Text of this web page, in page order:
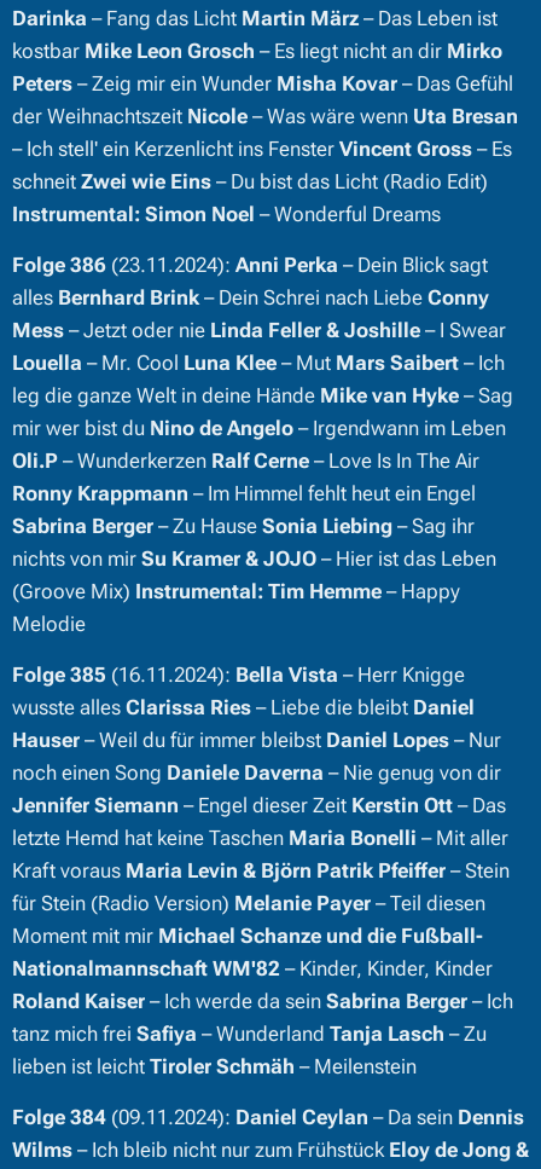
Darinka – Fang das Licht Martin März – Das Leben ist
kostbar Mike Leon Grosch – Es liegt nicht an dir Mirko
Peters – Zeig mir ein Wunder Misha Kovar – Das Gefühl
der Weihnachtszeit Nicole – Was wäre wenn Uta Bresan
– Ich stell' ein Kerzenlicht ins Fenster Vincent Gross – Es
schneit Zwei wie Eins – Du bist das Licht (Radio Edit)
Instrumental: Simon Noel – Wonderful Dreams
Folge 386 (23.11.2024): Anni Perka – Dein Blick sagt
alles Bernhard Brink– Dein Schrei nach Liebe Conny
Mess – Jetzt oder nie Linda Feller & Joshille – I Swear
Louella – Mr. Cool Luna Klee – Mut Mars Saibert – Ich
leg die ganze Welt in deine Hände Mike van Hyke – Sag
mir wer bist du Nino de Angelo – Irgendwann im Leben
Oli.P – Wunderkerzen Ralf Cerne – Love Is In The Air
Ronny Krappmann – Im Himmel fehlt heut ein Engel
Sabrina Berger – Zu Hause Sonia Liebing – Sag ihr
nichts von mir Su Kramer & JOJO – Hier ist das Leben
(Groove Mix) Instrumental: Tim Hemme – Happy
Melodie
Folge 385 (16.11.2024): Bella Vista – Herr Knigge
wusste alles Clarissa Ries – Liebe die bleibt Daniel
Hauser – Weil du für immer bleibst Daniel Lopes – Nur
noch einen Song Daniele Daverna – Nie genug von dir
Jennifer Siemann – Engel dieser Zeit Kerstin Ott – Das
letzte Hemd hat keine Taschen Maria Bonelli – Mit aller
Kraft voraus Maria Levin & Björn Patrik Pfeiffer – Stein
für Stein (Radio Version) Melanie Payer – Teil diesen
Moment mit mir Michael Schanze und die Fußball-
Nationalmannschaft WM'82 – Kinder, Kinder, Kinder
Roland Kaiser – Ich werde da sein Sabrina Berger – Ich
tanz mich frei Safiya – Wunderland Tanja Lasch – Zu
lieben ist leicht Tiroler Schmäh – Meilenstein
Folge 384 (09.11.2024): Daniel Ceylan – Da sein Dennis
Wilms – Ich bleib nicht nur zum Frühstück Eloy de Jong &